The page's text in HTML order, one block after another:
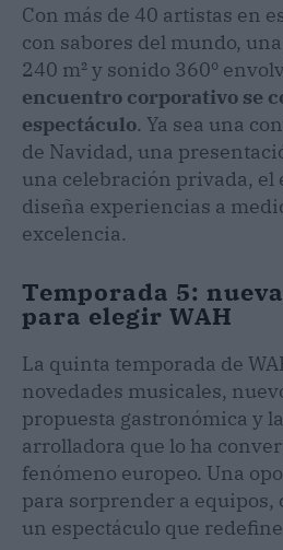
Con más de 40 artistas en
con sabores del mundo,
240 m² y sonido 360º
encuentro corporativo se
espectáculo. Ya sea una
de Navidad, una
una celebración privada, el
diseña experiencias a
excelencia.
Temporada 5:
para elegir WAH
La quinta temporada de
novedades musicales,
propuesta gastronómica y
arrolladora que lo ha
fenómeno europeo. Una
para sorprender a equipos,
un espectáculo que